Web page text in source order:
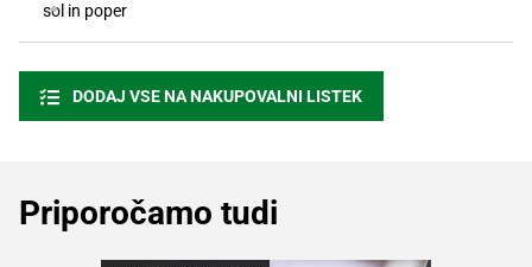
sol in poper
DODAJ VSE NA NAKUPOVALNI LISTEK
Priporočamo tudi